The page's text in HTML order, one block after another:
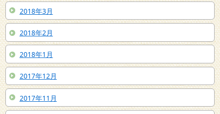
2018年3月
2018年2月
2018年1月
2017年12月
2017年11月